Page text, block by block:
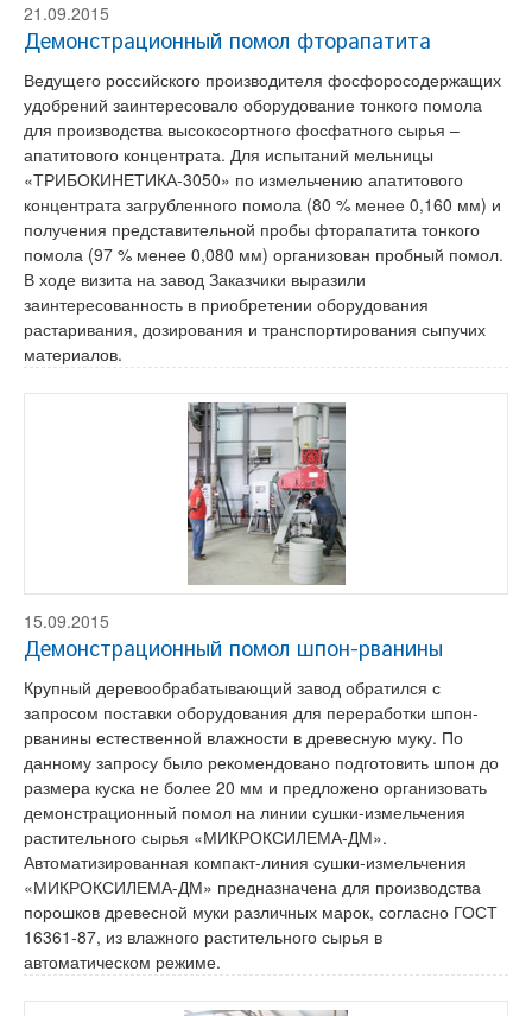
21.09.2015
Демонстрационный помол фторапатита
Ведущего российского производителя фосфоросодержащих
удобрений заинтересовало оборудование тонкого помола
для производства высокосортного фосфатного сырья –
апатитового концентрата. Для испытаний мельницы
«ТРИБОКИНЕТИКА-3050» по измельчению апатитового
концентрата загрубленного помола (80 % менее 0,160 мм) и
получения представительной пробы фторапатита тонкого
помола (97 % менее 0,080 мм) организован пробный помол.
В ходе визита на завод Заказчики выразили
заинтересованность в приобретении оборудования
растаривания, дозирования и транспортирования сыпучих
материалов.
15.09.2015
Демонстрационный помол шпон-рванины
Крупный деревообрабатывающий завод обратился с
запросом поставки оборудования для переработки шпон-
рванины естественной влажности в древесную муку. По
данному запросу было рекомендовано подготовить шпон до
размера куска не более 20 мм и предложено организовать
демонстрационный помол на линии сушки-измельчения
растительного сырья «МИКРОКСИЛЕМА-ДМ».
Автоматизированная компакт-линия сушки-измельчения
«МИКРОКСИЛЕМА-ДМ» предназначена для производства
порошков древесной муки различных марок, согласно ГОСТ
16361-87, из влажного растительного сырья в
автоматическом режиме.